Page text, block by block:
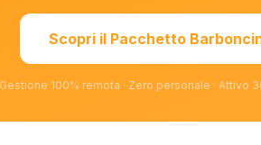
Scopri il Pacchetto
Gestione 100% remota · Zero personale · Attivo